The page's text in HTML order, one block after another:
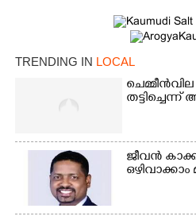
TRENDING IN LOCAL
ജീവൻ